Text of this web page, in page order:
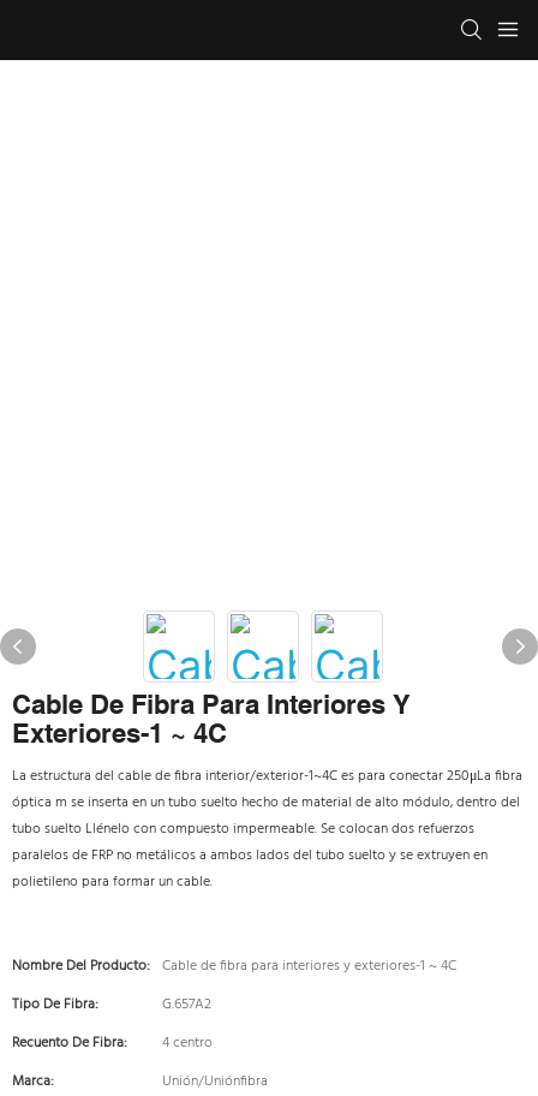
Cable De Fibra Para Interiores Y
Exteriores-1 ~ 4C
La estructura del cable de fibra interior/exterior-1~4C es para conectar 250μLa fibra
óptica m se inserta en un tubo suelto hecho de material de alto módulo, dentro del
tubo suelto Llénelo con compuesto impermeable. Se colocan dos refuerzos
paralelos de FRP no metálicos a ambos lados del tubo suelto y se extruyen en
polietileno para formar un cable.
Nombre Del Producto: Cable de fibra para interiores y exteriores-1 ~ 4C
Tipo De Fibra:
G.657A2
Recuento De Fibra:
4 centro
Marca:
Unión/Uniónfibra